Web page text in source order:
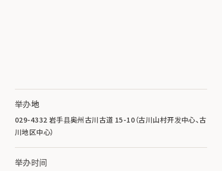
举办地
029-4332 岩手县奥州古川古道 15-10（古川山村开发中心、古
川地区中心）
举办时间